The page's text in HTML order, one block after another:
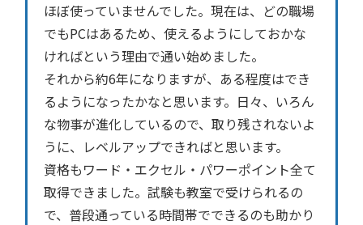
ほぼ使っていませんでした。現在は、どの職場
でもPCはあるため、使えるようにしておかな
ければという理由で通い始めました。
それから約6年になりますが、ある程度はでき
るようになったかなと思います。日々、いろん
な物事が進化しているので、取り残されないよ
うに、レベルアップできればと思います。
資格もワード・エクセル・パワーポイント全て
取得できました。試験も教室で受けられるの
で、普段通っている時間帯でできるのも助かり